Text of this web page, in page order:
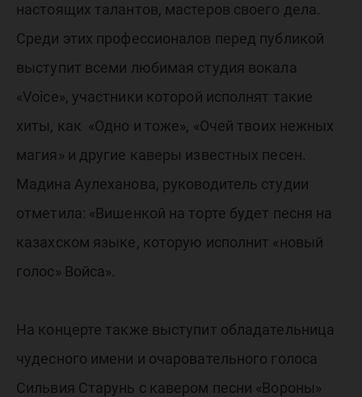
настоящих талантов, мастеров своего дела.
Среди этих профессионалов перед публикой
выступит всеми любимая студия вокала
«Voice», участники которой исполнят такие
хиты, как «Одно и тоже», «Очей твоих нежных
магия» и другие каверы известных песен.
Мадина Аулеханова, руководитель студии
отметила: «Вишенкой на торте будет песня на
казахском языке, которую исполнит «новый
голос» Войса».
На концерте также выступит обладательница
чудесного имени и очаровательного голоса
Сильвия Старунь с кавером песни «Вороны»